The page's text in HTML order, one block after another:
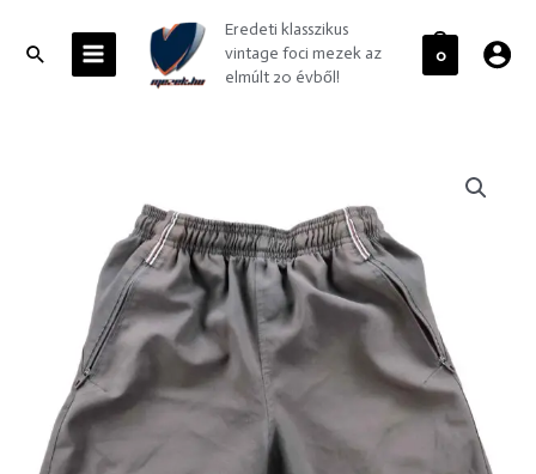
contentSearchMENU
Eredeti klasszikus
vintage foci mezek az
elmúlt 20 évből!
0